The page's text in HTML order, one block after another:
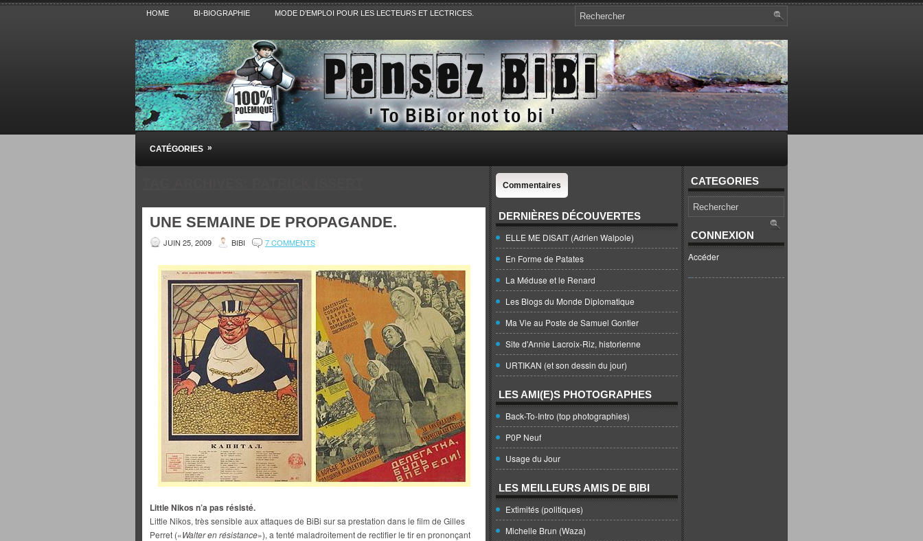
HOME BI-BIOGRAPHIE MODE D’EMPLOI POUR LES LECTEURS ET LECTRICES.
Pensez BiBi
Blog polémique sur l'Actualité, la Culture, la Politique, le Sport,. Avec Revue de presse et de blogs.
CATÉGORIES »
UNE SEMAINE DE PROPAGANDE.
JUIN 25, 2009 BIBI 7 COMMENTS
Little Nikos n’a pas résisté.
Little Nikos, très sensible aux attaques de BiBi sur sa prestation dans le film de Gilles
Perret («Walter en résistance»), a tenté maladroitement de rectifier le tir en prononçant
Commentaires
DERNIÈRES DÉCOUVERTES
ELLE ME DISAIT (Adrien Walpole)
En Forme de Patates
La Méduse et le Renard
Les Blogs du Monde Diplomatique
Ma Vie au Poste de Samuel Gontier
Site d'Annie Lacroix-Riz, historienne
URTIKAN (et son dessin du jour)
LES AMI(E)S PHOTOGRAPHES
Back-To-Intro (top photographies)
P0P Neuf
Usage du Jour
LES MEILLEURS AMIS DE BIBI
Extimités (politiques)
Michelle Brun (Waza)
CATEGORIES
CONNEXION
Accéder